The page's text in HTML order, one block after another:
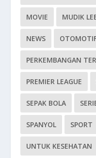
MOVIE MUDIK
NEWS
PERKEMBANGAN
PREMIER LEAGUE
SEPAK BOLA
SPANYOL SPORT
UNTUK KESEHATAN